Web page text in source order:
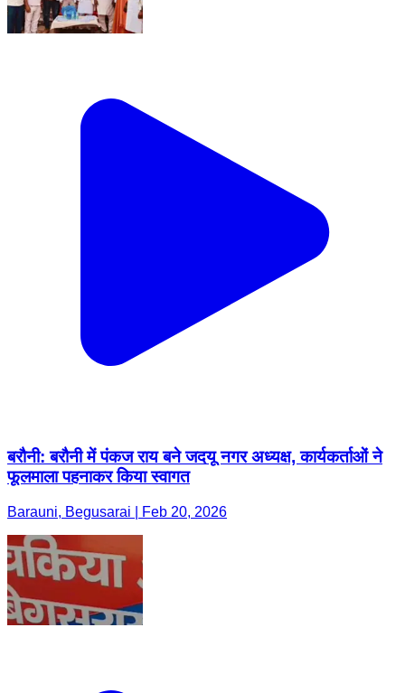
बरौनी: बरौनी में पंकज राय बने जदयू नगर अध्यक्ष, कार्यकर्ताओं ने
फूलमाला पहनाकर किया स्वागत
Barauni, Begusarai | Feb 20, 2026